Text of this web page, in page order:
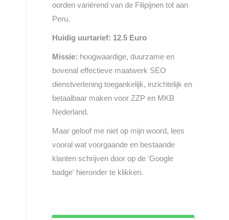
oorden variërend van de Filipijnen tot aan
Peru.
Huidig uurtarief: 12.5 Euro
Missie: hoogwaardige, duurzame en
bovenal effectieve maatwerk SEO
dienstverlening toegankelijk, inzichtelijk en
betaalbaar maken voor ZZP en MKB
Nederland.
Maar geloof me niet op mijn woord, lees
vooral wat voorgaande en bestaande
klanten schrijven door op de 'Google
badge' hieronder te klikken.